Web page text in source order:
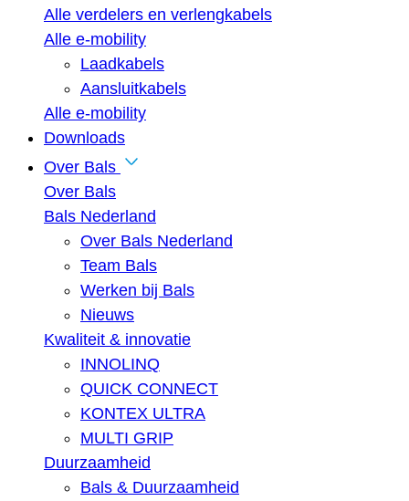
Alle verdelers en verlengkabels
Alle e-mobility
Laadkabels
Aansluitkabels
Alle e-mobility
Downloads
Over Bals
Over Bals
Bals Nederland
Over Bals Nederland
Team Bals
Werken bij Bals
Nieuws
Kwaliteit & innovatie
INNOLINQ
QUICK CONNECT
KONTEX ULTRA
MULTI GRIP
Duurzaamheid
Bals & Duurzaamheid